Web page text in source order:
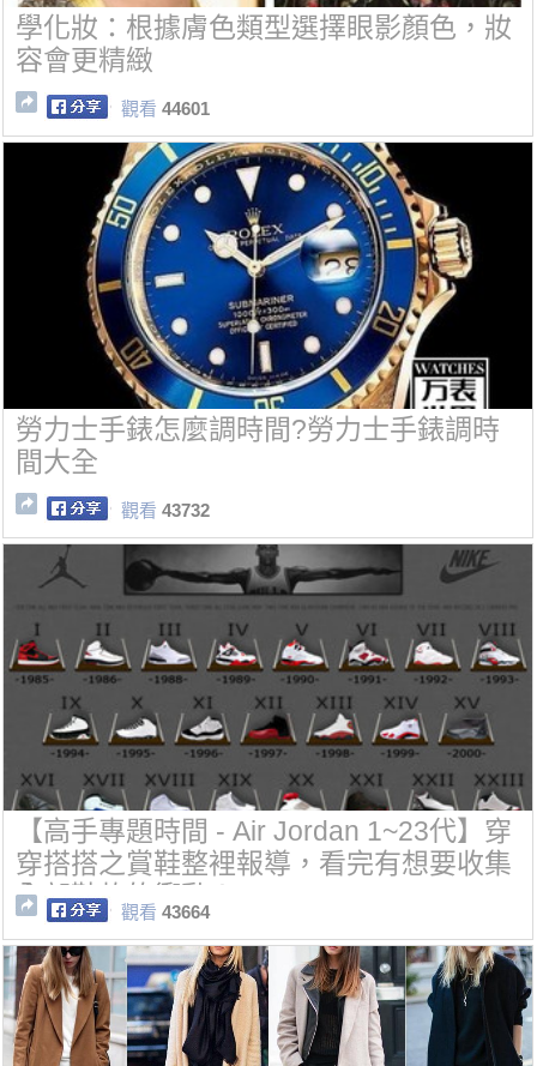
學化妝：根據膚色類型選擇眼影顏色，妝
容會更精緻
觀看 44601
勞力士手錶怎麼調時間?勞力士手錶調時
間大全
觀看 43732
【高手專題時間 - Air Jordan 1~23代】穿
穿搭搭之賞鞋整裡報導，看完有想要收集
全部鞋款的衝動！
觀看 43664